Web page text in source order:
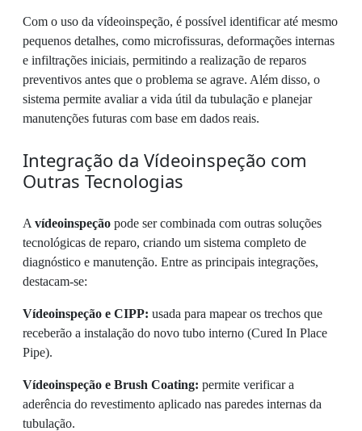
Com o uso da vídeoinspeção, é possível identificar até mesmo
pequenos detalhes, como microfissuras, deformações internas
e infiltrações iniciais, permitindo a realização de reparos
preventivos antes que o problema se agrave. Além disso, o
sistema permite avaliar a vida útil da tubulação e planejar
manutenções futuras com base em dados reais.
Integração da Vídeoinspeção com
Outras Tecnologias
A vídeoinspeção pode ser combinada com outras soluções
tecnológicas de reparo, criando um sistema completo de
diagnóstico e manutenção. Entre as principais integrações,
destacam-se:
Vídeoinspeção e CIPP: usada para mapear os trechos que
receberão a instalação do novo tubo interno (Cured In Place
Pipe).
Vídeoinspeção e Brush Coating: permite verificar a
aderência do revestimento aplicado nas paredes internas da
tubulação.